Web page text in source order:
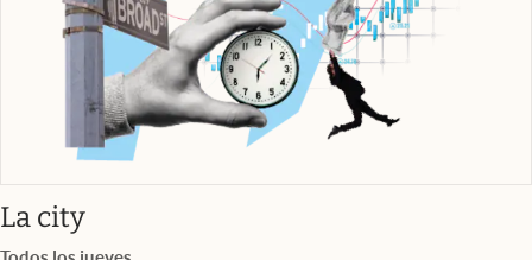
La cityabre en nueva pestaña